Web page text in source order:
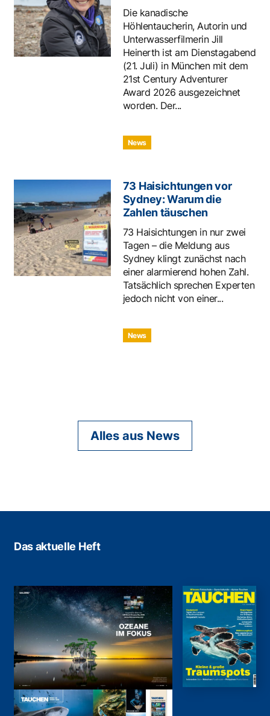
Die kanadische
Höhlentaucherin, Autorin und
Unterwasserfilmerin Jill
Heinerth ist am Dienstagabend
(21. Juli) in München mit dem
21st Century Adventurer
Award 2026 ausgezeichnet
worden. Der...
News
73 Haisichtungen vor
Sydney: Warum die
Zahlen täuschen
73 Haisichtungen in nur zwei
Tagen – die Meldung aus
Sydney klingt zunächst nach
einer alarmierend hohen Zahl.
Tatsächlich sprechen Experten
jedoch nicht von einer...
News
Alles aus News
Das aktuelle Heft